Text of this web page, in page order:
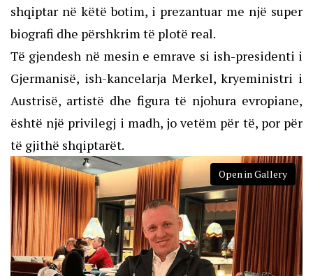
shqiptar në këtë botim, i prezantuar me një super
biografi dhe përshkrim të plotë real.
Të gjendesh në mesin e emrave si ish-presidenti i
Gjermanisë, ish-kancelarja Merkel, kryeministri i
Austrisë, artistë dhe figura të njohura evropiane,
është një privilegj i madh, jo vetëm për të, por për
të gjithë shqiptarët.
Open in Gallery